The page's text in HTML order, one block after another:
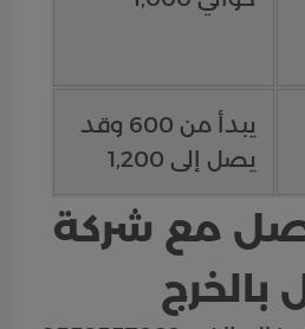
يبدأ من 600 وقد
يصل إلى 1,200
مع شركة